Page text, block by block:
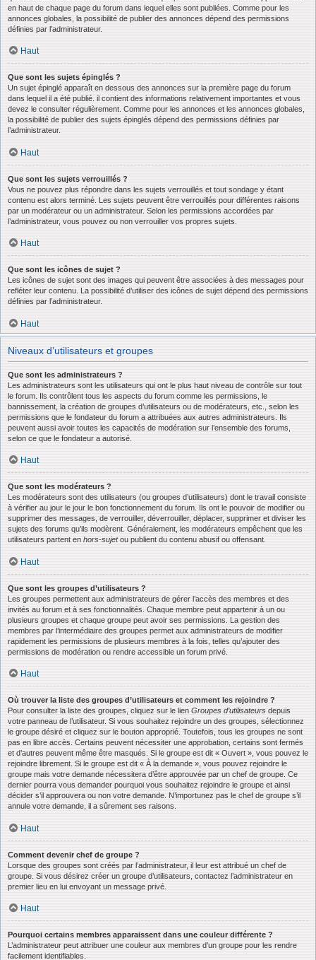
en haut de chaque page du forum dans lequel elles sont publiées. Comme pour les
annonces globales, la possibilité de publier des annonces dépend des permissions
définies par l’administrateur.
Haut
Que sont les sujets épinglés ?
Un sujet épinglé apparaît en dessous des annonces sur la première page du forum
dans lequel il a été publié. il contient des informations relativement importantes et vous
devez le consulter régulièrement. Comme pour les annonces et les annonces globales,
la possibilité de publier des sujets épinglés dépend des permissions définies par
l’administrateur.
Haut
Que sont les sujets verrouillés ?
Vous ne pouvez plus répondre dans les sujets verrouillés et tout sondage y étant
contenu est alors terminé. Les sujets peuvent être verrouillés pour différentes raisons
par un modérateur ou un administrateur. Selon les permissions accordées par
l’administrateur, vous pouvez ou non verrouiller vos propres sujets.
Haut
Que sont les icônes de sujet ?
Les icônes de sujet sont des images qui peuvent être associées à des messages pour
refléter leur contenu. La possibilité d’utiliser des icônes de sujet dépend des permissions
définies par l’administrateur.
Haut
Niveaux d’utilisateurs et groupes
Que sont les administrateurs ?
Les administrateurs sont les utilisateurs qui ont le plus haut niveau de contrôle sur tout
le forum. Ils contrôlent tous les aspects du forum comme les permissions, le
bannissement, la création de groupes d’utilisateurs ou de modérateurs, etc., selon les
permissions que le fondateur du forum a attribuées aux autres administrateurs. Ils
peuvent aussi avoir toutes les capacités de modération sur l’ensemble des forums,
selon ce que le fondateur a autorisé.
Haut
Que sont les modérateurs ?
Les modérateurs sont des utilisateurs (ou groupes d’utilisateurs) dont le travail consiste
à vérifier au jour le jour le bon fonctionnement du forum. Ils ont le pouvoir de modifier ou
supprimer des messages, de verrouiller, déverrouiller, déplacer, supprimer et diviser les
sujets des forums qu’ils modèrent. Généralement, les modérateurs empêchent que les
utilisateurs partent en hors-sujetou publient du contenu abusif ou offensant.
Haut
Que sont les groupes d’utilisateurs ?
Les groupes permettent aux administrateurs de gérer l’accès des membres et des
invités au forum et à ses fonctionnalités. Chaque membre peut appartenir à un ou
plusieurs groupes et chaque groupe peut avoir ses permissions. La gestion des
membres par l’intermédiaire des groupes permet aux administrateurs de modifier
rapidement les permissions de plusieurs membres à la fois, telles qu’ajouter des
permissions de modération ou rendre accessible un forum privé.
Haut
Où trouver la liste des groupes d’utilisateurs et comment les rejoindre ?
Pour consulter la liste des groupes, cliquez sur le lien Groupes d’utilisateurs depuis
votre panneau de l’utilisateur. Si vous souhaitez rejoindre un des groupes, sélectionnez
le groupe désiré et cliquez sur le bouton approprié. Toutefois, tous les groupes ne sont
pas en libre accès. Certains peuvent nécessiter une approbation, certains sont fermés
et d’autres peuvent même être masqués. Si le groupe est dit « Ouvert », vous pouvez le
rejoindre librement. Si le groupe est dit « À la demande », vous pouvez rejoindre le
groupe mais votre demande nécessitera d’être approuvée par un chef de groupe. Ce
dernier pourra vous demander pourquoi vous souhaitez rejoindre le groupe et ainsi
décider s’il approuvera ou non votre demande. N’importunez pas le chef de groupe s’il
annule votre demande, il a sûrement ses raisons.
Haut
Comment devenir chef de groupe ?
Lorsque des groupes sont créés par l’administrateur, il leur est attribué un chef de
groupe. Si vous désirez créer un groupe d’utilisateurs, contactez l’administrateur en
premier lieu en lui envoyant un message privé.
Haut
Pourquoi certains membres apparaissent dans une couleur différente ?
L’administrateur peut attribuer une couleur aux membres d’un groupe pour les rendre
facilement identifiables.